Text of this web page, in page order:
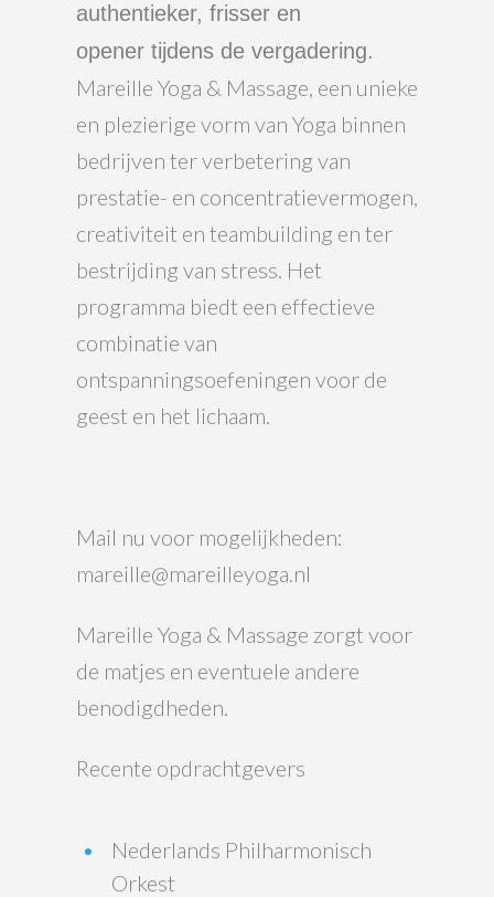
authentieker, frisser en
opener tijdens de vergadering.
Mareille Yoga & Massage, een unieke
en plezierige vorm van Yoga binnen
bedrijven ter verbetering van
prestatie- en concentratievermogen,
creativiteit en teambuilding en ter
bestrijding van stress. Het
programma biedt een effectieve
combinatie van
ontspanningsoefeningen voor de
geest en het lichaam.
Mail nu voor mogelijkheden:
mareille@mareilleyoga.nl
Mareille Yoga & Massage zorgt voor
de matjes en eventuele andere
benodigdheden.
Recente opdrachtgevers
Nederlands Philharmonisch
Orkest